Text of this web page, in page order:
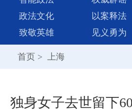
政法文化
以案释法
致敬英雄
见义勇为
首页 > 上海
独身女子去世留下